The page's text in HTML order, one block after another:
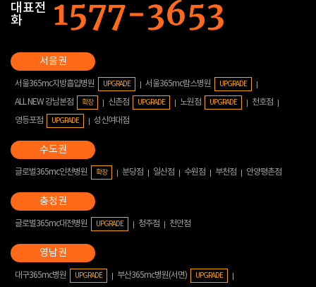
대표전
화
서울365mc지방흡입병원 UPGRADE 서울365mc람스병원 UPGRADE
ALL NEW 강남본점 확장 신촌점 UPGRADE 노원점 UPGRADE
천호점
영등포점
UPGRADE 성신여대점
글로벌365mc인천병원 확장 분당점 일산점 수원점 부천점 안양평촌점
글로벌365mc대전병원 UPGRADE 청주점 천안점
대구365mc병원 UPGRADE 부산365mc병원(서면) UPGRADE